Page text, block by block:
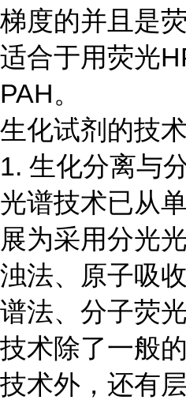
梯度的并且是
适合于用荧光
PAH。
生化试剂的技
1. 生化分离与
光谱技术已从
展为采用分光
浊法、原子吸
谱法、分子荧
技术除了一般
技术外，还有